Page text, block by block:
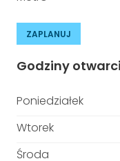
ZAPLANUJ
Godziny
Poniedziałek
Wtorek
Środa